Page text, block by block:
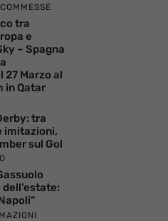
tra
e
– Spagna
27 Marzo al
in Qatar
tra
imitazioni,
sul Gol